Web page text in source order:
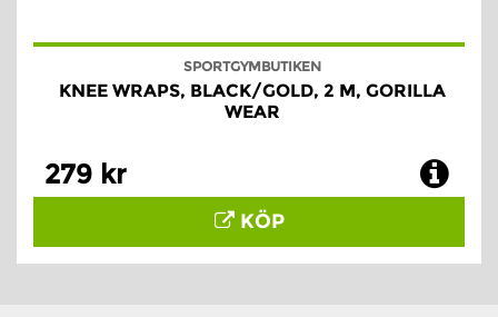
SPORTGYMBUTIKEN
KNEE WRAPS, BLACK/GOLD, 2 M, GORILLA
WEAR
279 kr
KÖP